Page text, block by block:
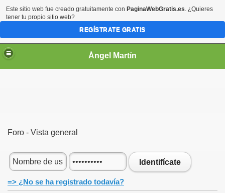
Ángel Martín
Foro - Vista general
Identifícate
=> ¿No se ha registrado todavía?
Este sitio web fue creado gratuitamente con PaginaWebGratis.es. ¿Quieres
tener tu propio sitio web?
REGÍSTRATE GRATIS